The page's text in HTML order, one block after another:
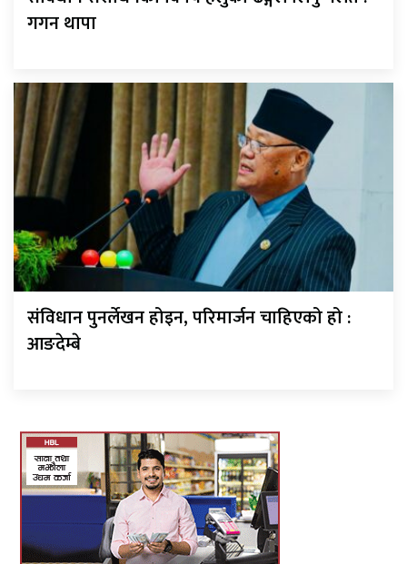
गगन थापा
संविधान पुनर्लेखन होइन, परिमार्जन चाहिएको हो :
आङदेम्बे